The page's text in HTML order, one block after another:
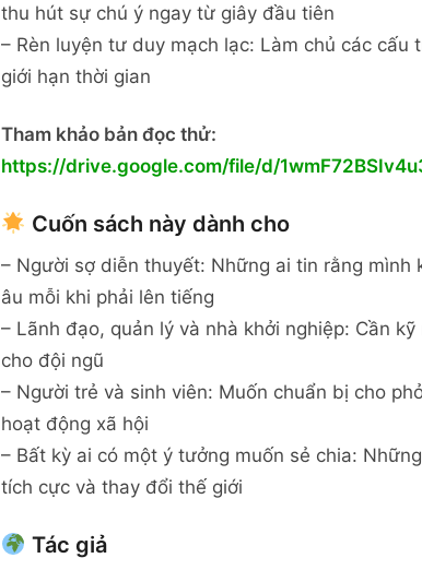
thu hút sự chú ý ngay từ giây đầu tiên
– Rèn luyện tư duy mạch lạc: Làm chủ các
giới hạn thời gian
Tham khảo bản đọc thử:
https://drive.google.com/file/d/
Cuốn sách này dành cho
– Người sợ diễn thuyết: Những ai tin rằng
âu mỗi khi phải lên tiếng
– Lãnh đạo, quản lý và nhà khởi nghiệp: Cần
cho đội ngũ
– Người trẻ và sinh viên: Muốn chuẩn bị cho
hoạt động xã hội
– Bất kỳ ai có một ý tưởng muốn sẻ chia:
tích cực và thay đổi thế giới
Tác giả